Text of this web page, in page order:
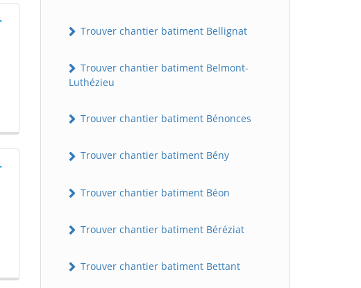
Trouver chantier batiment Bellignat
Trouver chantier batiment Belmont-
Luthézieu
Trouver chantier batiment Bénonces
Trouver chantier batiment Bény
Trouver chantier batiment Béon
Trouver chantier batiment Béréziat
Trouver chantier batiment Bettant